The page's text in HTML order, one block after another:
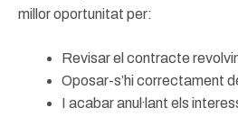
millor oportunitat per:
Revisar el contracte
Oposar-s’hi correctament
I acabar anul·lant els